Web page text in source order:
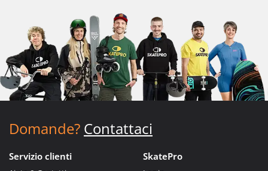
Domande? Contattaci
Servizio clienti SkatePro